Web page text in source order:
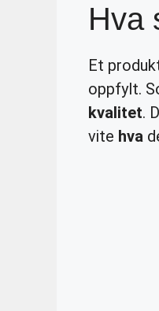
Hva
Et
oppfylt.
kvalitet.
vite hva